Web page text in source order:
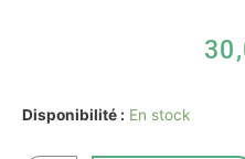
Disponibilité : En stock
quantité